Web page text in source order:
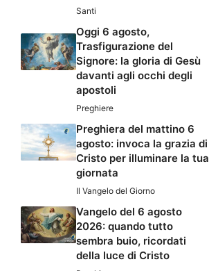
Santi
Oggi 6 agosto,
Trasfigurazione del
Signore: la gloria di Gesù
davanti agli occhi degli
apostoli
Preghiere
Preghiera del mattino 6
agosto: invoca la grazia di
Cristo per illuminare la tua
giornata
Il Vangelo del Giorno
Vangelo del 6 agosto
2026: quando tutto
sembra buio, ricordati
della luce di Cristo